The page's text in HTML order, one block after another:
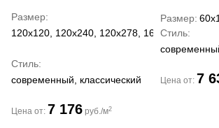
Размер
120x120, 120x240, 120x278, 160x320,
Стиль
современный, классический
Цена от: 7 176 руб./м2
Размер
Стиль
Цена от: 7